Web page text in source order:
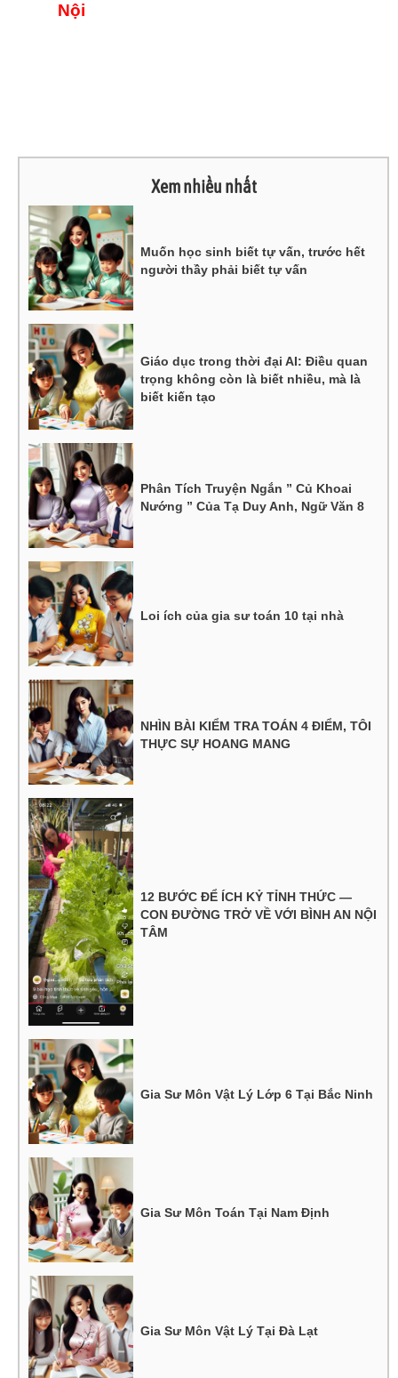
Nội
Xem nhiều nhất
Muốn học sinh biết tự vấn, trước hết
người thầy phải biết tự vấn
Giáo dục trong thời đại AI: Điều quan
trọng không còn là biết nhiều, mà là
biết kiến tạo
Phân Tích Truyện Ngắn ” Củ Khoai
Nướng ” Của Tạ Duy Anh, Ngữ Văn 8
Loi ích của gia sư toán 10 tại nhà
NHÌN BÀI KIỂM TRA TOÁN 4 ĐIỂM, TÔI
THỰC SỰ HOANG MANG
12 BƯỚC ĐỂ ÍCH KỶ TỈNH THỨC —
CON ĐƯỜNG TRỞ VỀ VỚI BÌNH AN NỘI
TÂM
Gia Sư Môn Vật Lý Lớp 6 Tại Bắc Ninh
Gia Sư Môn Toán Tại Nam Định
Gia Sư Môn Vật Lý Tại Đà Lạt